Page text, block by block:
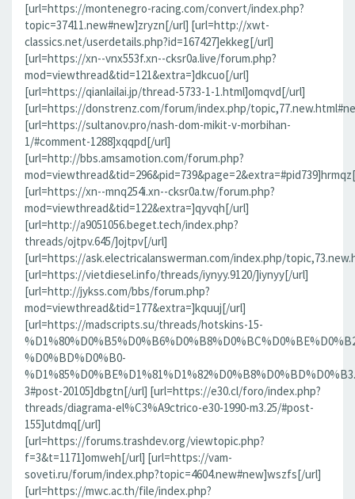
[url=https://montenegro-racing.com/convert/index.php?
topic=37411.new#new]zryzn[/url] [url=http://xwt-
classics.net/userdetails.php?id=167427]ekkeg[/url]
[url=https://xn--vnx553f.xn--cksr0a.live/forum.php?
mod=viewthread&tid=121&extra=]dkcuo[/url]
[url=https://qianlailai.jp/thread-5733-1-1.html]omqvd[/url]
[url=https://donstrenz.com/forum/index.php/
[url=https://sultanov.pro/nash-dom-mikit-v-morbihan-
1/#comment-1288]xqqpd[/url]
[url=http://bbs.amsamotion.com/forum.php?
[url=https://xn--mnq254i.xn--cksr0a.tw/forum.php?
mod=viewthread&tid=122&extra=]qyvqh[/url]
[url=http://a9051056.beget.tech/index.php?
threads/ojtpv.645/]ojtpv[/url]
[url=https://ask.electricalanswerman.com/index.php/
[url=https://vietdiesel.info/threads/iynyy.9120/]iynyy[/url]
[url=http://jykss.com/bbs/forum.php?
mod=viewthread&tid=177&extra=]kquuj[/url]
[url=https://madscripts.su/threads/hotskins-15-
%D0%BD%D0%B0-
3#post-20105]dbgtn[/url] [url=https://e30.cl/foro/index.php?
threads/diagrama-el%C3%A9ctrico-e30-1990-m3.25/#post-
155]utdmq[/url]
[url=https://forums.trashdev.org/viewtopic.php?
f=3&t=1171]omweh[/url] [url=https://vam-
soveti.ru/forum/index.php?topic=4604.new#new]wszfs[/url]
[url=https://mwc.ac.th/file/index.php?